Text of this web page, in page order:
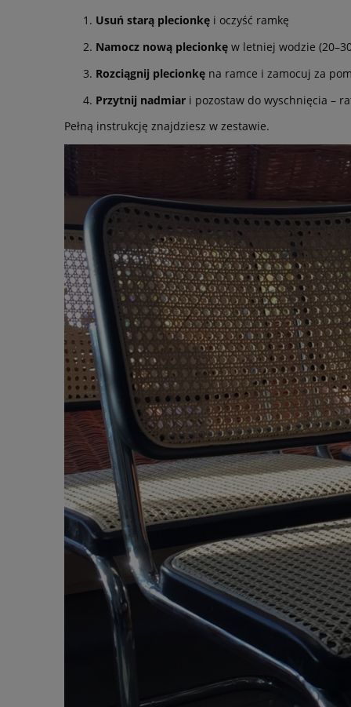
Usuń starą plecionkę i oczyść ramkę
Namocz nową plecionkę w letniej wodzie
Rozciągnij plecionkę na ramce i zamocuj za
Przytnij nadmiar i pozostaw do wyschnięcia –
Pełną instrukcję znajdziesz w zestawie.